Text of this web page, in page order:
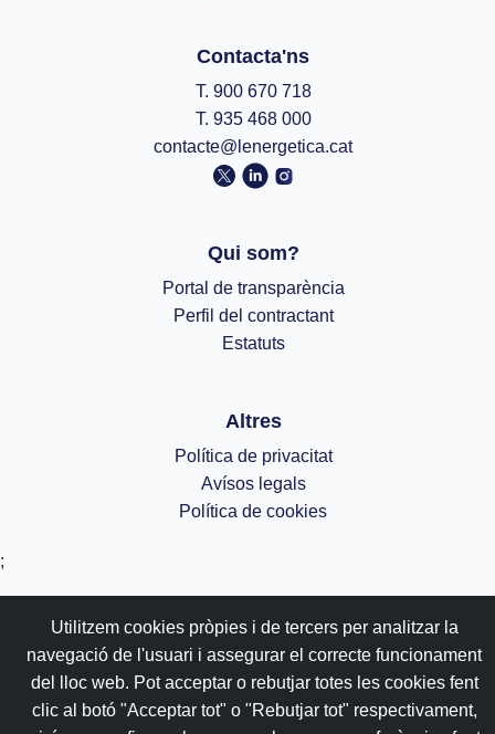
Contacta'ns
T. 900 670 718
T. 935 468 000
contacte@lenergetica.cat
Qui som?
Portal de transparència
Perfil del contractant
Estatuts
Altres
Política de privacitat
Avísos legals
Política de cookies
Utilitzem cookies pròpies i de tercers per analitzar la
navegació de l'usuari i assegurar el correcte funcionament
del lloc web. Pot acceptar o rebutjar totes les cookies fent
clic al botó "Acceptar tot" o "Rebutjar tot" respectivament,
;